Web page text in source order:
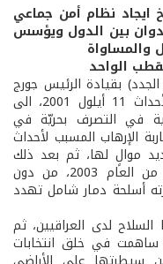
ايجاد نظام أمن جماعي
بين الدول ويؤسس
والمساواة
الواحد
بقيادة الرئيس جورج
بوش الإبن الى السلطة، واستغلالهم لأحداث 11 أيلول 2001، الى
في التصرف بحريّة في
الإرهاب المسبب لأحداث
موالٍ لها، ثم بعد ذلك
قامت باحتلال العراق في آذار ونيسان من العام 2003، من دون
أسلحة دمار شامل تهدد
لدى العراقيين، ثم
في خلق انتخابات